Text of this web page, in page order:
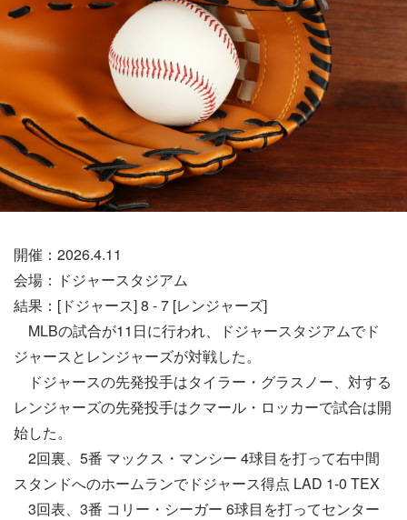
開催：2026.4.11
会場：ドジャースタジアム
結果：[ドジャース] 8 - 7 [レンジャーズ]
MLBの試合が11日に行われ、ドジャースタジアムでド
ジャースとレンジャーズが対戦した。
ドジャースの先発投手はタイラー・グラスノー、対する
レンジャーズの先発投手はクマール・ロッカーで試合は開
始した。
2回裏、5番 マックス・マンシー 4球目を打って右中間
スタンドへのホームランでドジャース得点 LAD 1-0 TEX
3回表、3番 コリー・シーガー 6球目を打ってセンター